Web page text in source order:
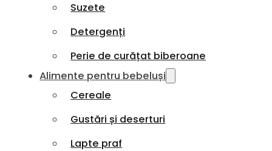
Suzete
Detergenți
Perie de curățat biberoane
Alimente pentru bebeluși
Cereale
Gustări și deserturi
Lapte praf